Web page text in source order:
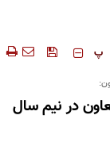
پ
بخش تعاون در نیم سال